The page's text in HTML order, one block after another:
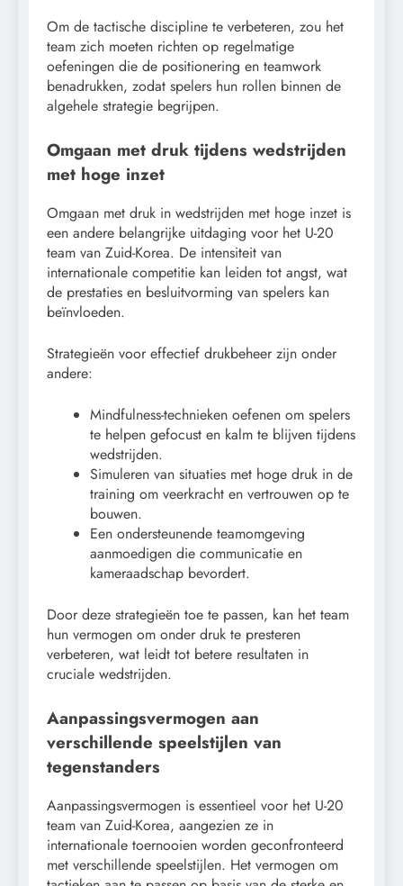
Om de tactische discipline te verbeteren, zou het
team zich moeten richten op regelmatige
oefeningen die de positionering en teamwork
benadrukken, zodat spelers hun rollen binnen de
algehele strategie begrijpen.
Omgaan met druk tijdens wedstrijden
met hoge inzet
Omgaan met druk in wedstrijden met hoge inzet is
een andere belangrijke uitdaging voor het U-20
team van Zuid-Korea. De intensiteit van
internationale competitie kan leiden tot angst, wat
de prestaties en besluitvorming van spelers kan
beïnvloeden.
Strategieën voor effectief drukbeheer zijn onder
andere:
Mindfulness-technieken oefenen om spelers
te helpen gefocust en kalm te blijven tijdens
wedstrijden.
Simuleren van situaties met hoge druk in de
training om veerkracht en vertrouwen op te
bouwen.
Een ondersteunende teamomgeving
aanmoedigen die communicatie en
kameraadschap bevordert.
Door deze strategieën toe te passen, kan het team
hun vermogen om onder druk te presteren
verbeteren, wat leidt tot betere resultaten in
cruciale wedstrijden.
Aanpassingsvermogen aan
verschillende speelstijlen van
tegenstanders
Aanpassingsvermogen is essentieel voor het U-20
team van Zuid-Korea, aangezien ze in
internationale toernooien worden geconfronteerd
met verschillende speelstijlen. Het vermogen om